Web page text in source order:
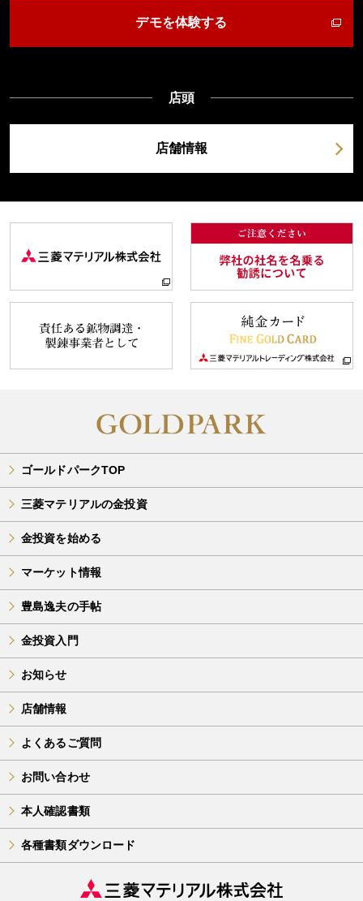
デモを体験する
店頭
店舗情報
ゴールドパークTOP
三菱マテリアルの金投資
金投資を始める
マーケット情報
豊島逸夫の手帖
金投資入門
お知らせ
店舗情報
よくあるご質問
お問い合わせ
本人確認書類
各種書類ダウンロード